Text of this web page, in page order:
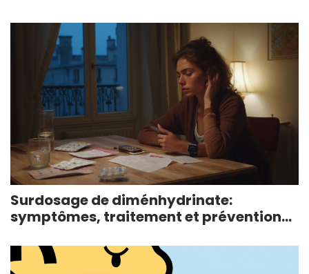
Surdosage de diménhydrinate:
symptômes, traitement et prévention